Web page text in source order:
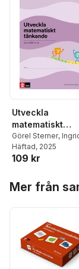
Utveckla
matematiskt
tänkande
A, 0-10 :
Görel Sterner,
Olsson
Häftad, 2025
109 kr
Mer från